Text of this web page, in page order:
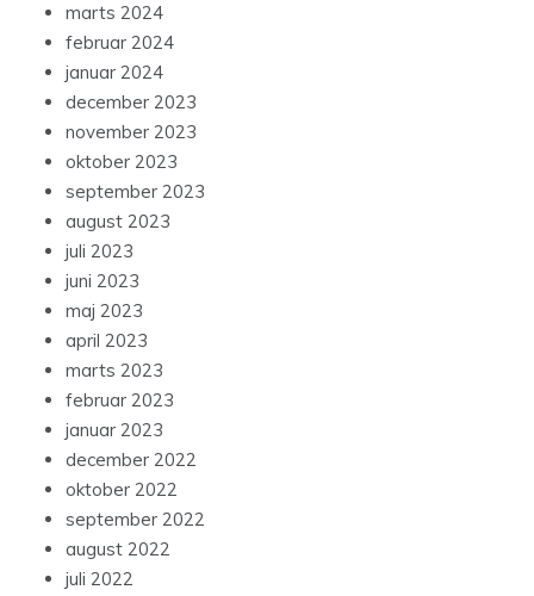
marts 2024
februar 2024
januar 2024
december 2023
november 2023
oktober 2023
september 2023
august 2023
juli 2023
juni 2023
maj 2023
april 2023
marts 2023
februar 2023
januar 2023
december 2022
oktober 2022
september 2022
august 2022
juli 2022